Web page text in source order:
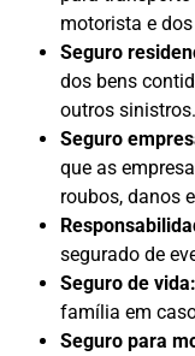
motorista e
Seguro
dos bens
outros sinistros.
Seguro
que as
roubos, danos
segurado de
Seguro de vida:
família em
Seguro para